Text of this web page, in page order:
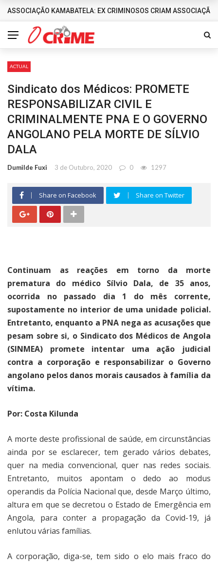
DESTAQUES
ASSOCIAÇÃO KAMABATELA: EX CRIMINOSOS CRIAM
ACTUAL
Sindicato dos Médicos: PROMETE
RESPONSABILIZAR CIVIL E
CRIMINALMENTE PNA E O GOVERNO
ANGOLANO PELA MORTE DE SÍLVIO
DALA
Dumilde Fuxi 3 de Outubro, 2020 0 1297
Share on Facebook Share on Twitter
Continuam as reações em torno da morte
prematura do médico Sílvio Dala, de 35 anos,
ocorrida no passado dia 1 do mês corrente,
supostamente no interior de uma unidade policial.
Entretanto, enquanto a PNA nega as acusações que
pesam sobre si, o Sindicato dos Médicos de Angola
(SINMEA) promete intentar uma ação judicial
contra a corporação e responsabilizar o Governo
angolano pelos danos morais causados à família da
vítima.
Por: Costa Kilunda
A morte deste profissional de saúde, em circunstâncias
ainda por se esclarecer, tem gerado vários debates,
quer na media convencional, quer nas redes sociais.
Entretanto, muitos apontam o dedo ao modus
operandis da Polícia Nacional que, desde Março último,
altura em que se decretou o Estado de Emergência em
Angola, para conter a propagação da Covid-19, já
enlutou várias famílias.
A corporação, diga-se, tem sido o elo mais fraco do